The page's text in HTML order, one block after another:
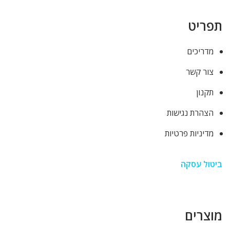
תפריט
מדריכים
צור קשר
תקנון
הצהרת נגישות
מדיניות פרטיות
ביטול עסקה
מוצרים